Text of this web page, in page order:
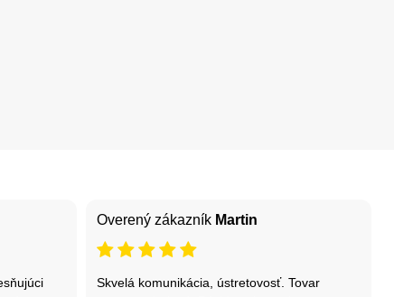
Overený zákazník Martin
Skvelá komunikácia, ústretovosť. Tovar